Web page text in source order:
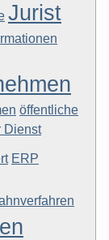
Jurist
öffentliche
Dienst
ERP